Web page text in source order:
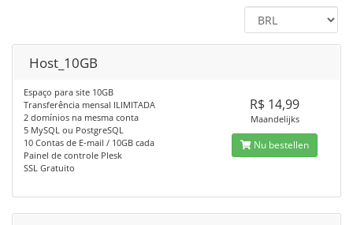
Host_10GB
Espaço para site 10GB
Transferência mensal ILIMITADA
2 domínios na mesma conta
5 MySQL ou PostgreSQL
10 Contas de E-mail / 10GB cada
Painel de controle Plesk
SSL Gratuito
R$ 14,99
Maandelijks
Nu bestellen